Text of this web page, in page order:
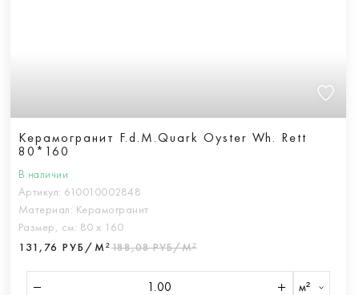
Керамогранит F.d.M.Quark Oyster Wh. Rett
80*160
В наличии
Артикул: 610010002848
Материал: Керамогранит
Размер, см: 80 х 160
131,76 РУБ/М²188,08 РУБ/М²
м²